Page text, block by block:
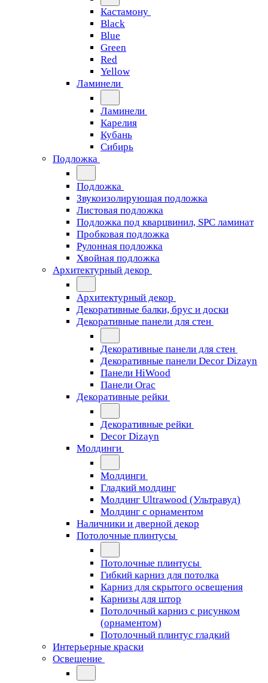
Кастамону
Black
Blue
Green
Red
Yellow
Ламинели
Ламинели
Карелия
Кубань
Сибирь
Подложка
Подложка
Звукоизолирующая подложка
Листовая подложка
Подложка под кварцвинил, SPC ламинат
Пробковая подложка
Рулонная подложка
Хвойная подложка
Архитектурный декор
Архитектурный декор
Декоративные балки, брус и доски
Декоративные панели для стен
Декоративные панели для стен
Декоративные панели Decor Dizayn
Панели HiWood
Панели Orac
Декоративные рейки
Декоративные рейки
Decor Dizayn
Молдинги
Молдинги
Гладкий молдинг
Молдинг Ultrawood (Ультравуд)
Молдинг с орнаментом
Наличники и дверной декор
Потолочные плинтусы
Потолочные плинтусы
Гибкий карниз для потолка
Карниз для скрытого освещения
Карнизы для штор
Потолочный карниз с рисунком
(орнаментом)
Потолочный плинтус гладкий
Интерьерные краски
Освещение